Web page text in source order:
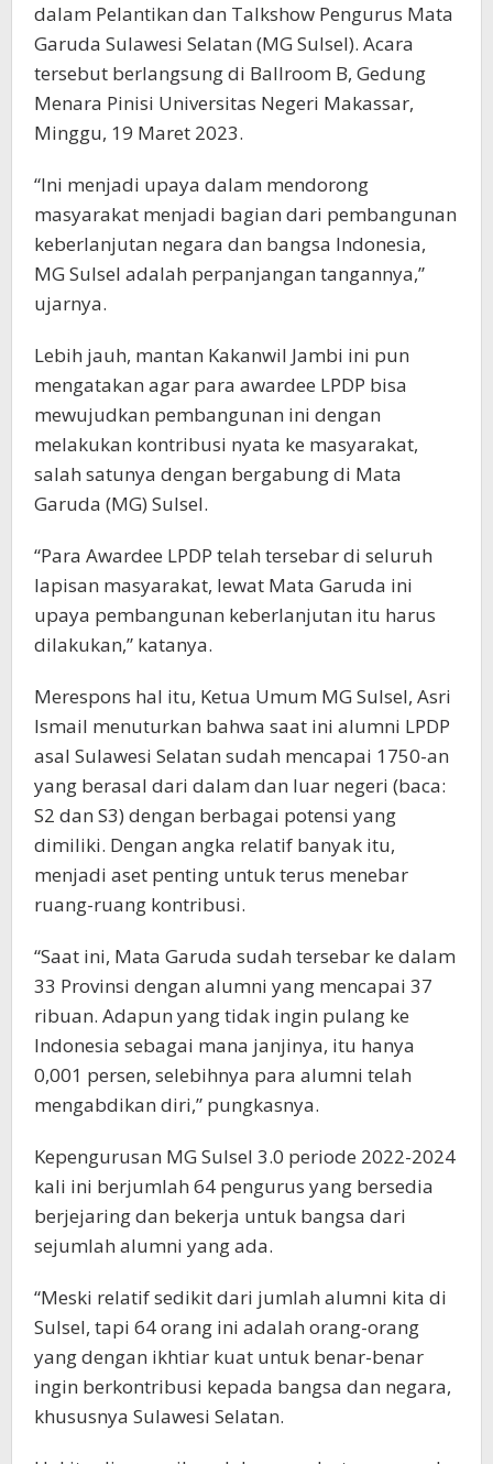
dalam Pelantikan dan Talkshow Pengurus Mata
Garuda Sulawesi Selatan (MG Sulsel). Acara
tersebut berlangsung di Ballroom B, Gedung
Menara Pinisi Universitas Negeri Makassar,
Minggu, 19 Maret 2023.
“Ini menjadi upaya dalam mendorong
masyarakat menjadi bagian dari pembangunan
keberlanjutan negara dan bangsa Indonesia,
MG Sulsel adalah perpanjangan tangannya,”
ujarnya.
Lebih jauh, mantan Kakanwil Jambi ini pun
mengatakan agar para awardee LPDP bisa
mewujudkan pembangunan ini dengan
melakukan kontribusi nyata ke masyarakat,
salah satunya dengan bergabung di Mata
Garuda (MG) Sulsel.
“Para Awardee LPDP telah tersebar di seluruh
lapisan masyarakat, lewat Mata Garuda ini
upaya pembangunan keberlanjutan itu harus
dilakukan,” katanya.
Merespons hal itu, Ketua Umum MG Sulsel, Asri
Ismail menuturkan bahwa saat ini alumni LPDP
asal Sulawesi Selatan sudah mencapai 1750-an
yang berasal dari dalam dan luar negeri (baca:
S2 dan S3) dengan berbagai potensi yang
dimiliki. Dengan angka relatif banyak itu,
menjadi aset penting untuk terus menebar
ruang-ruang kontribusi.
“Saat ini, Mata Garuda sudah tersebar ke dalam
33 Provinsi dengan alumni yang mencapai 37
ribuan. Adapun yang tidak ingin pulang ke
Indonesia sebagai mana janjinya, itu hanya
0,001 persen, selebihnya para alumni telah
mengabdikan diri,” pungkasnya.
Kepengurusan MG Sulsel 3.0 periode 2022-2024
kali ini berjumlah 64 pengurus yang bersedia
berjejaring dan bekerja untuk bangsa dari
sejumlah alumni yang ada.
“Meski relatif sedikit dari jumlah alumni kita di
Sulsel, tapi 64 orang ini adalah orang-orang
yang dengan ikhtiar kuat untuk benar-benar
ingin berkontribusi kepada bangsa dan negara,
khususnya Sulawesi Selatan.